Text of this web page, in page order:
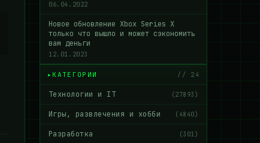
06.04.2022
Новое обновление Xbox Series X
только что вышло и может сэкономить
вам деньги
12.01.2023
КАТЕГОРИИ // 24
Технологии и IT (27893)
Игры, развлечения и хобби (4840)
Разработка (301)